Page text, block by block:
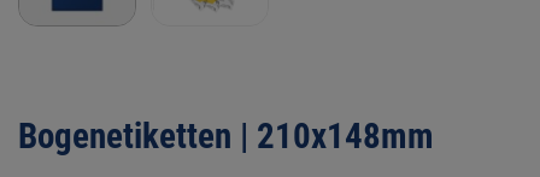
Bogenetiketten | 210x148mm